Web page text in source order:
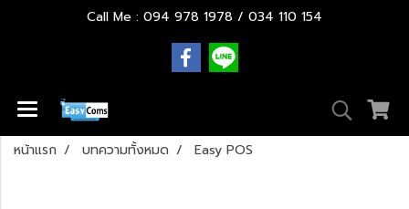
Call Me : 094 978 1978 / 034 110 154
หน้าแรก บทความทั้งหมด Easy POS